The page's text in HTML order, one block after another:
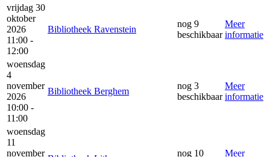
vrijdag 30
oktober
2026
11:00 -
12:00
Bibliotheek Ravenstein
nog 9
beschikbaar
Meer
informatie
woensdag
4
november
2026
10:00 -
11:00
Bibliotheek Berghem
nog 3
beschikbaar
Meer
informatie
woensdag
11
november
nog 10 Meer